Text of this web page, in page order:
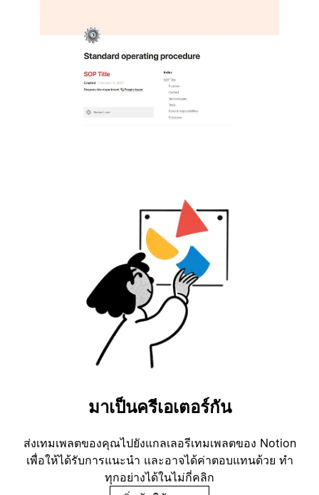
มาเป็นครีเอเตอร์กัน
ส่งเทมเพลตของคุณไปยังแกลเลอรีเทมเพลตของ Notion
เพื่อให้ได้รับการแนะนำ และอาจได้ค่าตอบแทนด้วย ทำ
ทุกอย่างได้ในไม่กี่คลิก